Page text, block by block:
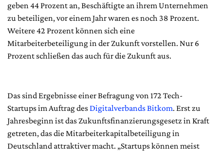
geben 44 Prozent an, Beschäftigte an ihrem Unternehmen
zu beteiligen, vor einem Jahr waren es noch 38 Prozent.
Weitere 42 Prozent können sich eine
Mitarbeiterbeteiligung in der Zukunft vorstellen. Nur 6
Prozent schließen das auch für die Zukunft aus.
Das sind Ergebnisse einer Befragung von 172 Tech-
Startups im Auftrag desDigitalverbands Bitkom. Erst zu
Jahresbeginn ist das Zukunftsfinanzierungsgesetz in Kraft
getreten, das die Mitarbeiterkapitalbeteiligung in
Deutschland attraktiver macht. „Startups können meist